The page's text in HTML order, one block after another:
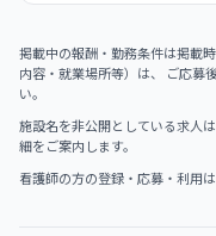
掲載中の報酬・勤務条件は掲載
内容・就業場所等）は、 ご応募
い。
施設名を非公開としている求人
細をご案内します。
看護師の方の登録・応募・利用は